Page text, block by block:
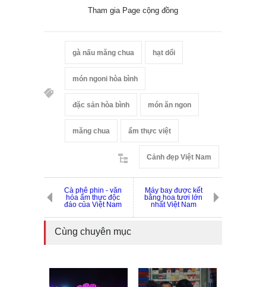
Tham gia Page cộng đồng
gà nấu măng chua hạt dổi
món ngoni hòa bình
đặc sản hòa bình món ăn ngon
măng chua ẩm thực việt
Cảnh đẹp Việt Nam
Cà phê phin - văn
hóa ẩm thực độc
đáo của Việt Nam
Máy bay được kết
bằng hoa tươi lớn
nhất Việt Nam
Cùng chuyên mục